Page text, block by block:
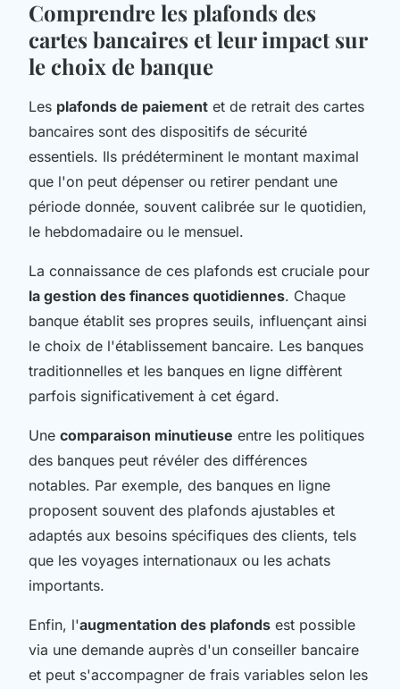
Comprendre les plafonds des
cartes bancaires et leur impact sur
le choix de banque
Les plafonds de paiement et de retrait des cartes
bancaires sont des dispositifs de sécurité
essentiels. Ils prédéterminent le montant maximal
que l'on peut dépenser ou retirer pendant une
période donnée, souvent calibrée sur le quotidien,
le hebdomadaire ou le mensuel.
La connaissance de ces plafonds est cruciale pour
la gestion des finances quotidiennes. Chaque
banque établit ses propres seuils, influençant ainsi
le choix de l'établissement bancaire. Les banques
traditionnelles et les banques en ligne diffèrent
parfois significativement à cet égard.
Une comparaison minutieuse entre les politiques
des banques peut révéler des différences
notables. Par exemple, des banques en ligne
proposent souvent des plafonds ajustables et
adaptés aux besoins spécifiques des clients, tels
que les voyages internationaux ou les achats
importants.
Enfin, l'augmentation des plafonds est possible
via une demande auprès d'un conseiller bancaire
et peut s'accompagner de frais variables selon les